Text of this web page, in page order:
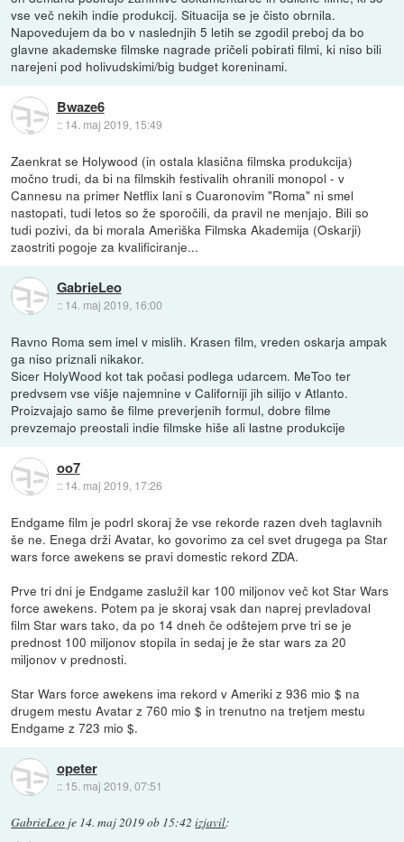
vse več nekih indie produkcij. Situacija se je čisto obrnila.
Napovedujem da bo v naslednjih 5 letih se zgodil preboj da bo
glavne akademske filmske nagrade pričeli pobirati filmi, ki niso bili
narejeni pod holivudskimi/big budget koreninami.
Bwaze6
:: 14. maj 2019, 15:49
Zaenkrat se Holywood (in ostala klasična filmska produkcija)
močno trudi, da bi na filmskih festivalih ohranili monopol - v
Cannesu na primer Netflix lani s Cuaronovim "Roma" ni smel
nastopati, tudi letos so že sporočili, da pravil ne menjajo. Bili so
tudi pozivi, da bi morala Ameriška Filmska Akademija (Oskarji)
zaostriti pogoje za kvalificiranje...
GabrieLeo
:: 14. maj 2019, 16:00
Ravno Roma sem imel v mislih. Krasen film, vreden oskarja ampak
ga niso priznali nikakor.
Sicer HolyWood kot tak počasi podlega udarcem. MeToo ter
predvsem vse višje najemnine v Californiji jih silijo v Atlanto.
Proizvajajo samo še filme preverjenih formul, dobre filme
prevzemajo preostali indie filmske hiše ali lastne produkcije
oo7
:: 14. maj 2019, 17:26
Endgame film je podrl skoraj že vse rekorde razen dveh taglavnih
še ne. Enega drži Avatar, ko govorimo za cel svet drugega pa Star
wars force awekens se pravi domestic rekord ZDA.
Prve tri dni je Endgame zaslužil kar 100 miljonov več kot Star Wars
force awekens. Potem pa je skoraj vsak dan naprej prevladoval
film Star wars tako, da po 14 dneh če odštejem prve tri se je
prednost 100 miljonov stopila in sedaj je že star wars za 20
miljonov v prednosti.
Star Wars force awekens ima rekord v Ameriki z 936 mio $ na
drugem mestu Avatar z 760 mio $ in trenutno na tretjem mestu
Endgame z 723 mio $.
opeter
:: 15. maj 2019, 07:51
GabrieLeo je 14. maj 2019 ob 15:42 izjavil: